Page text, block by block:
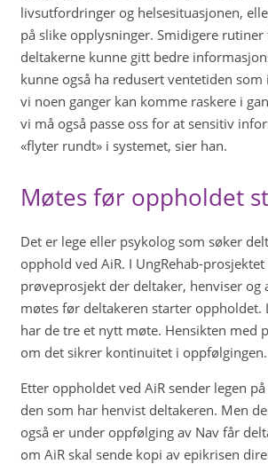
livsutfordringer og helsesituasjonen,
på slike opplysninger. Smidigere
deltakerne kunne gitt bedre
kunne også ha redusert ventetiden som
vi noen ganger kan komme raskere i
vi må også passe oss for at sensitiv
«flyter rundt» i systemet, sier han.
Møtes før oppholdet
Det er lege eller psykolog som søker
opphold ved AiR. I UngRehab-
prøveprosjekt der deltaker, henviser og
møtes før deltakeren starter oppholdet.
har de tre et nytt møte. Hensikten med
om det sikrer kontinuitet i oppfølgingen.
Etter oppholdet ved AiR sender legen
den som har henvist deltakeren. Men
også er under oppfølging av Nav får
om AiR skal sende kopi av epikrisen